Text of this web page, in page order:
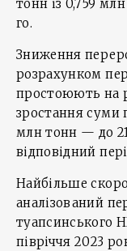
тонн із 0,759
го.
Зниження
розрахунком
простоюють на
зростання суми
млн тонн — до
відповідний
Найбільше
аналізований
туапсинського
півріччя 2023